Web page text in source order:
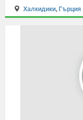
Халкидики, Гърция